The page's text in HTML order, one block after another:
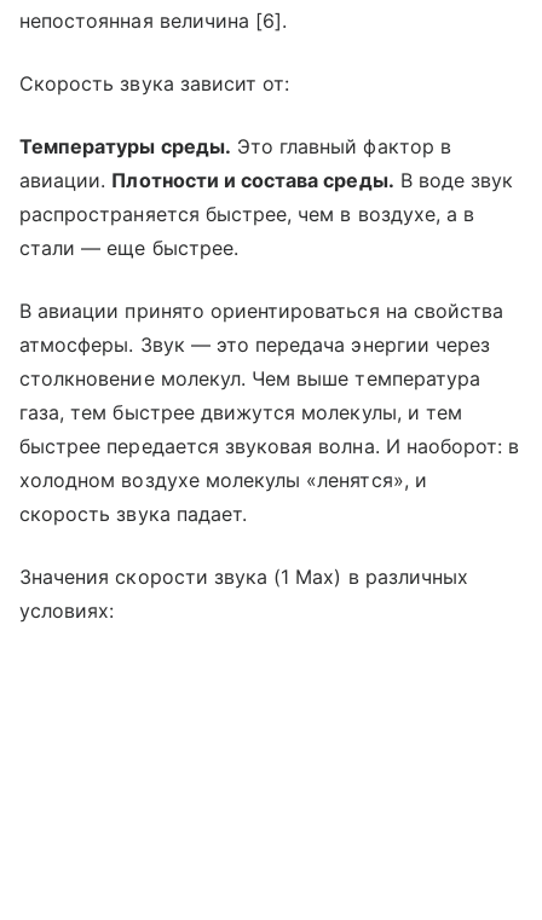
непостоянная величина [6].
Скорость звука зависит от:
Температуры среды. Это главный фактор в
авиации. Плотности и состава среды. В воде звук
распространяется быстрее, чем в воздухе, а в
стали — еще быстрее.
В авиации принято ориентироваться на свойства
атмосферы. Звук — это передача энергии через
столкновение молекул. Чем выше температура
газа, тем быстрее движутся молекулы, и тем
быстрее передается звуковая волна. И наоборот: в
холодном воздухе молекулы «ленятся», и
скорость звука падает.
Значения скорости звука (1 Мах) в различных
условиях: